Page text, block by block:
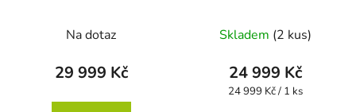
Na dotaz
29 999 Kč
přání
Skladem (2 kus)
24 999 Kč
Měrná
24 999 Kč / 1 ks